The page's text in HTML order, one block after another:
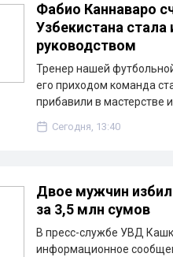
Фабио Каннаваро
Узбекистана стала
руководством
Тренер нашей
его приходом команда
прибавили в мастерстве и
Сегодня, 13:40
Двое мужчин
за 3,5 млн сумов
В пресс-службе УВД
информационное